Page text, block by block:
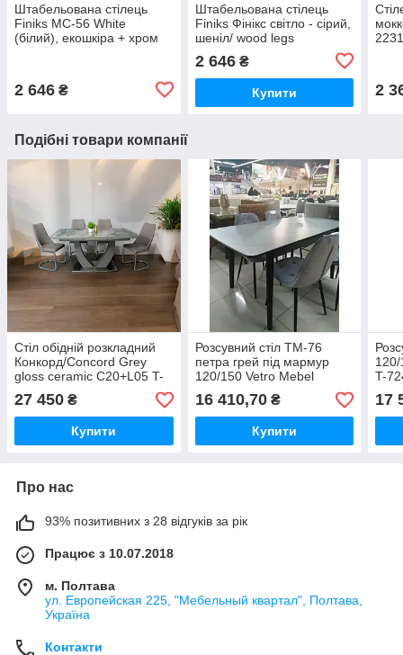
Штабельована стілець
Finiks MC-56 White
(білий), екошкіра + хром
2 646 ₴
Штабельована стілець
Finiks Фінікс світло - сірий,
шеніл/ wood legs
2 646₴
Купити 2
Подібні товари компанії
Стіл обідній розкладний
Конкорд/Concord Grey
gloss ceramic C20+L05 T-
904
27 450 ₴
Купити
Розсувний стіл TM-76
петра грей під мармур
120/150 Vetro Mebel
16 410,70₴
Купити
120/
T-
17
Про нас
93% позитивних з 28 відгуків за рік
Працює з 10.07.2018
м. Полтава
ул. Европейская 225, "Мебельный квартал", Полтава,
Україна
Контакти